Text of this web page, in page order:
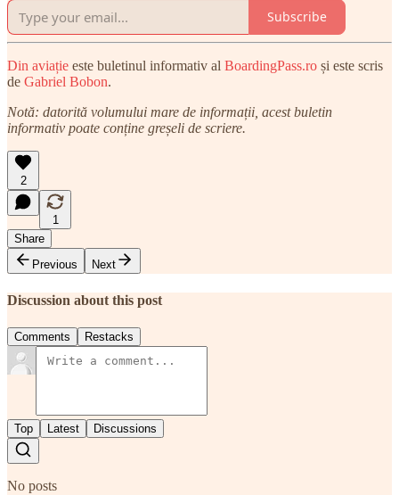
Subscribe
Din aviație este buletinul informativ al BoardingPass.ro și este scris
de Gabriel Bobon.
Notă: datorită volumului mare de informații, acest buletin
informativ poate conține greșeli de scriere.
2
1
Share
Previous
Next
Discussion about this post
Comments Restacks
Top Latest Discussions
No posts